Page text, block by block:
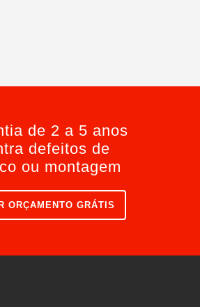
de 2 a 5 anos
defeitos de
ou montagem
ORÇAMENTO GRÁTIS